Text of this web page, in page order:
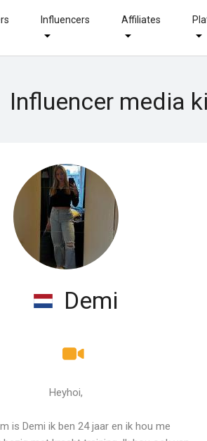
Influencers Affiliates
Influencer media
Demi
Heyhoi,
is Demi ik ben 24 jaar en ik hou me